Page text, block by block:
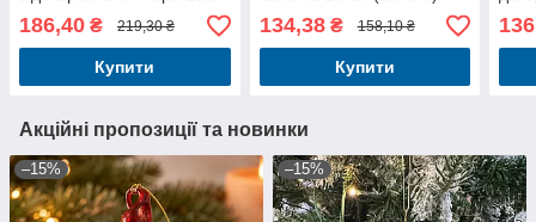
см
186,40 ₴ 219,30 ₴
Купити
134,38₴ 158,10 ₴
Купити
Акційні пропозиції та новинки
–15% –15%